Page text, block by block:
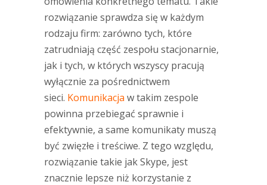
rozwiązanie sprawdza się w każdym
rodzaju firm: zarówno tych, które
zatrudniają część zespołu stacjonarnie,
jak i tych, w których wszyscy pracują
wyłącznie za pośrednictwem
sieci. Komunikacja w takim zespole
powinna przebiegać sprawnie i
efektywnie, a same komunikaty muszą
być zwięzłe i treściwe. Z tego względu,
rozwiązanie takie jak Skype, jest
znacznie lepsze niż korzystanie z